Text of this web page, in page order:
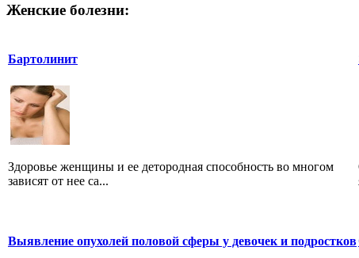
Женские болезни:
Бартолинит
Здоровье женщины и ее детородная способность во многом
зависят от нее са...
Выявление опухолей половой сферы у девочек и подростков